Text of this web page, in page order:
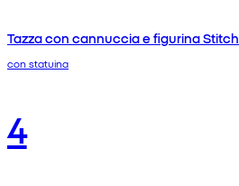
Tazza con cannuccia e figurina Stitch
con statuina
4